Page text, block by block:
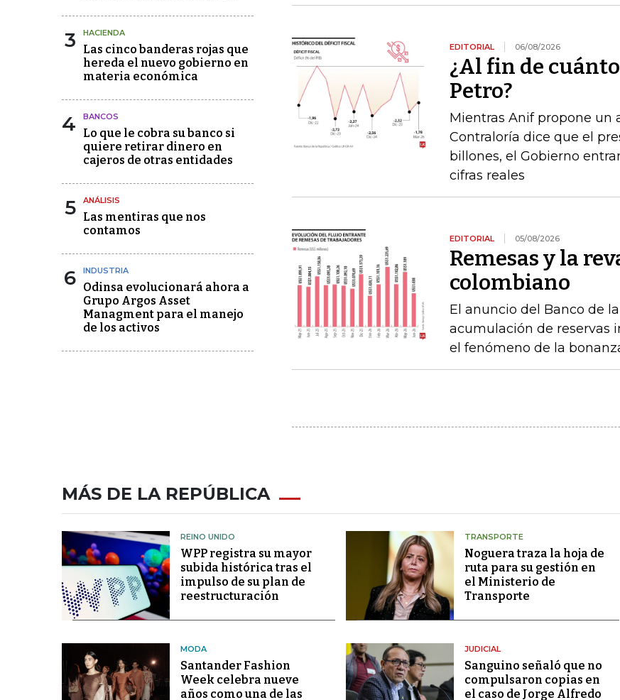
3 HACIENDA
Las cinco banderas rojas que
hereda el nuevo gobierno en
materia económica
4 BANCOS
Lo que le cobra su banco si
quiere retirar dinero en
cajeros de otras entidades
5 ANÁLISIS
Las mentiras que nos
contamos
6 INDUSTRIA
Odinsa evolucionará ahora a
Grupo Argos Asset
Managment para el manejo
de los activos
EDITORIAL 06/08/2026
¿Al fin de
Petro?
Mientras Anif propone un
Contraloría dice que el
billones, el Gobierno
cifras reales
EDITORIAL 05/08/2026
Remesas y la
colombiano
El anuncio del Banco de
acumulación de reservas
el fenómeno de la
MÁS DE LA REPÚBLICA
REINO UNIDO
WPP registra su mayor
subida histórica tras el
impulso de su plan de
reestructuración
TRANSPORTE
Noguera traza la hoja de
ruta para su gestión en
el Ministerio de
Transporte
MODA
Santander Fashion
Week celebra nueve
años como una de las
JUDICIAL
Sanguino señaló que no
compulsaron copias en
el caso de Jorge Alfredo